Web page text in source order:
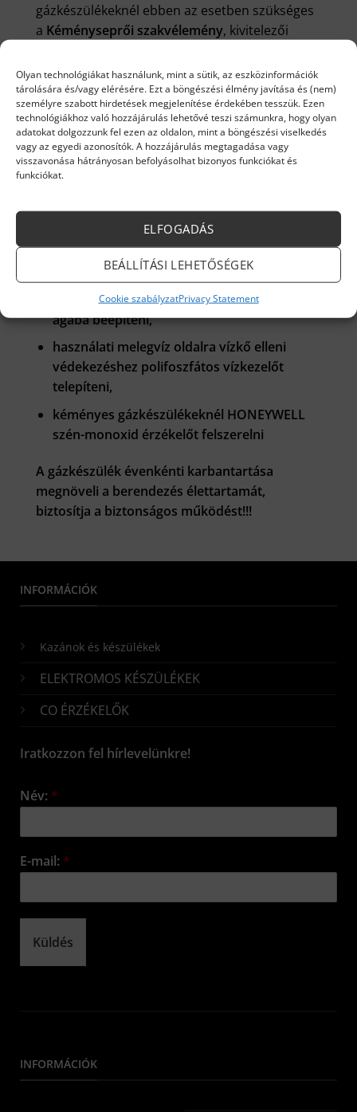
Olyan technológiákat használunk, mint a sütik, az eszközinformációk
tárolására és/vagy elérésére. Ezt a böngészési élmény javítása és (nem)
személyre szabott hirdetések megjelenítése érdekében tesszük. Ezen
technológiákhoz való hozzájárulás lehetővé teszi számunkra, hogy olyan
adatokat dolgozzunk fel ezen az oldalon, mint a böngészési viselkedés
vagy az egyedi azonosítók. A hozzájárulás megtagadása vagy
visszavonása hátrányosan befolyásolhat bizonyos funkciókat és
funkciókat.
ELFOGADÁS
BEÁLLÍTÁSI LEHETŐSÉGEK
Cookie szabályzatPrivacy Statement
gázkészülékeknél ebben az esetben szükséges
a Kéményseprői szakvélemény, kivitelezői
Ha a gázkészülék flexibilis gázcsatlakozással
van bekötve, akkor csőtörésre záró szelep,
éghető anyagú flexibilis cső esetén hőre záró
szelep is legyen beépítve a gázkészülék
gázelzáró csapja után! Ilyenkor FONTOS EPH
minden esetben a mágneses iszapleválasztó
szűrőt (FERNOX TF1), a gázkazán,
elektromos fűtőkazánok visszatérő fűtési
ágába beépíteni,
használati melegvíz oldalra vízkő elleni
védekezéshez polifoszfátos vízkezelőt
telepíteni,
kéményes gázkészülékeknél HONEYWELL
szén-monoxid érzékelőt felszerelni
A gázkészülék évenkénti karbantartása
megnöveli a berendezés élettartamát,
biztosítja a biztonságos működést!!!
INFORMÁCIÓK
Kazánok és készülékek
ELEKTROMOS KÉSZÜLÉKEK
CO ÉRZÉKELŐK
Iratkozzon fel hírlevelünkre!
Név: *
E-mail: *
Küldés
INFORMÁCIÓK